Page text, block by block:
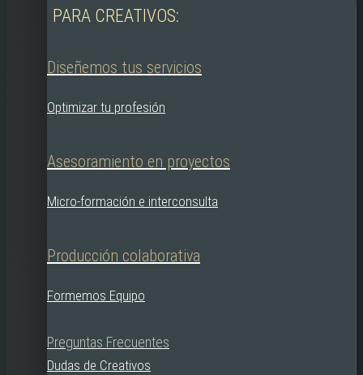
PARA CREATIVOS:
Diseñemos tus servicios
Optimizar tu profesión
Asesoramiento en proyectos
Micro-formación e interconsulta
Producción colaborativa
Formemos Equipo
Preguntas Frecuentes
Dudas de Creativos